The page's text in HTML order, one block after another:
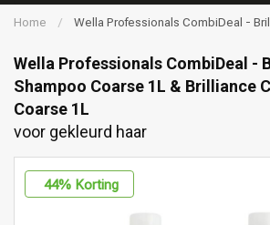
Merken
Home /
Wella Professionals CombiDeal -
Wella Professionals CombiDeal -
Shampoo Coarse 1L & Brilliance
Coarse 1L
voor gekleurd haar
44% Korting